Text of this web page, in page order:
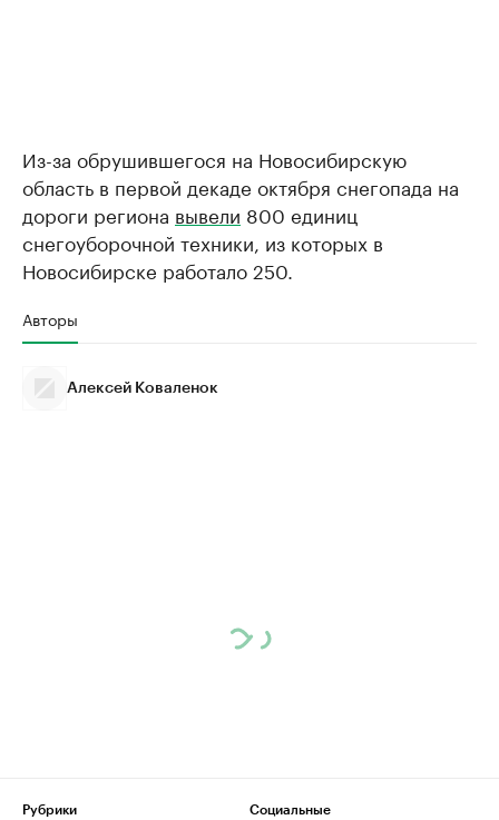
Из-за обрушившегося на Новосибирскую
область в первой декаде октября снегопада на
дороги региона вывели 800 единиц
снегоуборочной техники, из которых в
Новосибирске работало 250.
Авторы
Алексей Коваленок
Рубрики
Социальные